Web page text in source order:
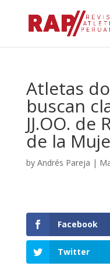
Atletas
buscan
JJ.OO. de
de la
by Andrés Pareja |
Facebook
Twitter